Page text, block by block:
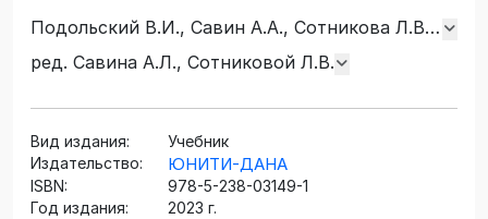
Подольский В.И., Савин А.А., Сотникова Л.В.,
Мельник М.В., Булыга Р.П., Суглобов А.Е.,
Щербакова Н.С., Савин А.А., Колесникова
А.П., Ситникова В.А.
ред. Савина А.Л., Сотниковой Л.В.
Вид издания:
Учебник
Издательство:
ЮНИТИ-ДАНА
ISBN:
978-5-238-03149-1
Год издания:
2023 г.